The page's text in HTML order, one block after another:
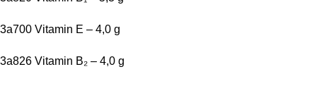
3a700 Vitamin E – 4,0 g
3a826 Vitamin B₂ – 4,0 g